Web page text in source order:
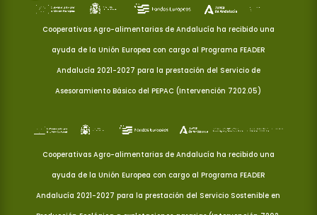
Cooperativas Agro-alimentarias de Andalucía ha recibido una
ayuda de la Unión Europea con cargo al Programa FEADER
Andalucía 2021-2027 para la prestación del Servicio de
Asesoramiento Básico del PEPAC (Intervención 7202.05)
Cooperativas Agro-alimentarias de Andalucía ha recibido una
ayuda de la Unión Europea con cargo al Programa FEADER
Andalucía 2021-2027 para la prestación del Servicio Sostenible en